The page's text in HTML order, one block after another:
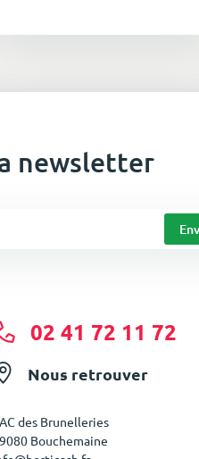
newsletter
02 41 72 11 72
Nous retrouver
des Brunelleries
Bouchemaine